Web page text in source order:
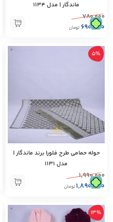
ماندگار | مدل 1134
۷۸۰,۰۰۰
۶۹۰,۰۰۰ تومان
+ 5%
حوله حمامی طرح فلورا برند ماندگار |
مدل 1131
۱,۹۹۰,۰۰۰
۱,۸۹۰,۰۰۰ تومان
+ 13%